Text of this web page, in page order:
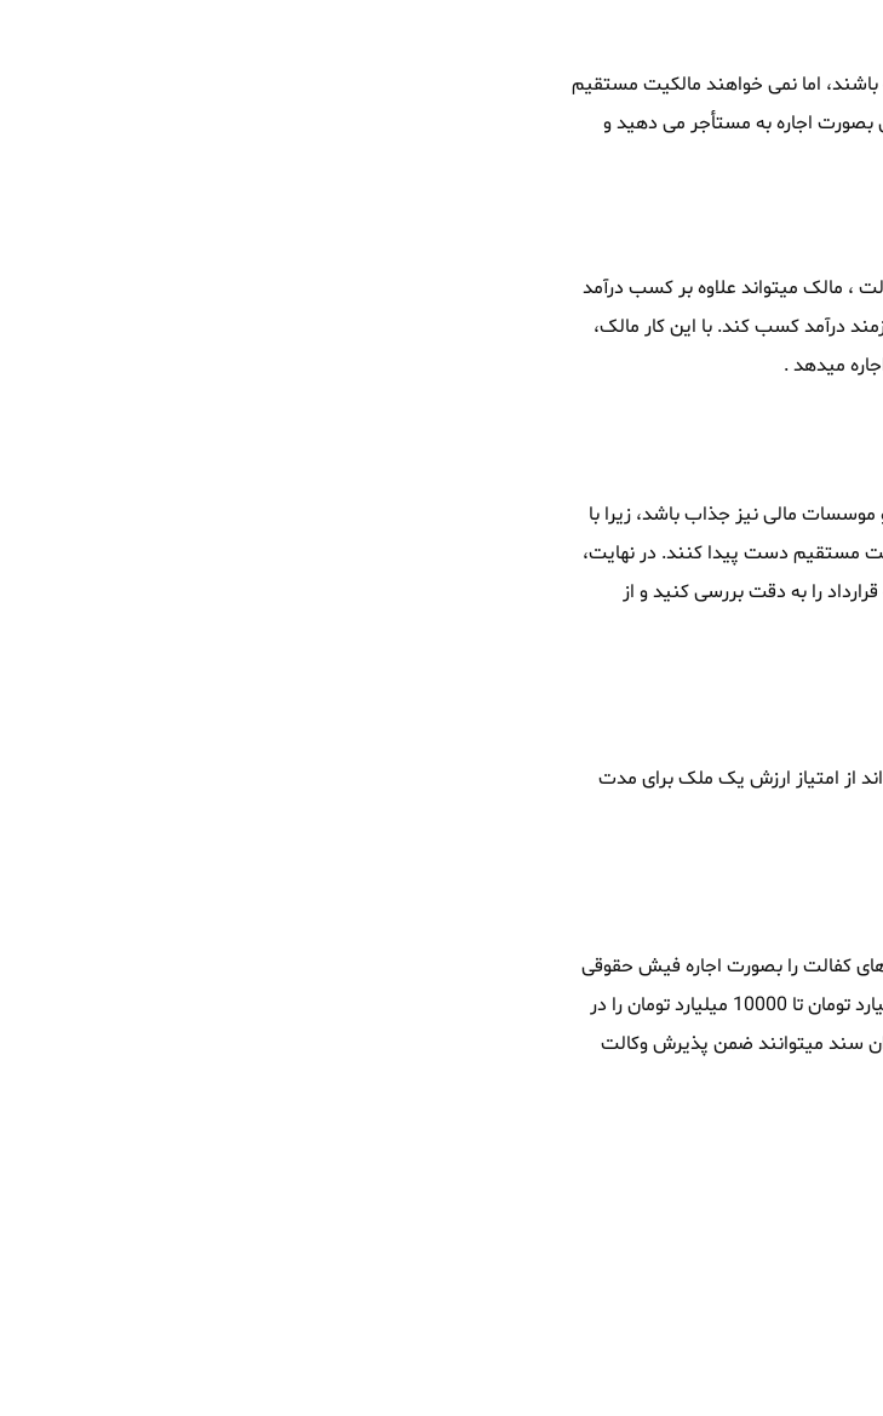
باشند، اما نمی خواهند مالکیت مستقیم
بصورت اجاره به مستأجر می دهید و
، مالک میتواند علاوه بر کسب درآمد
درآمد کسب کند. با این کار مالک،
میدهد .
موسسات مالی نیز جذاب باشد، زیرا با
مستقیم دست پیدا کنند. در نهایت،
را به دقت بررسی کنید و از
از امتیاز ارزش یک ملک برای مدت
کفالت را بصورت اجاره فیش حقوقی
در کاظم آباد تامین نماید ، این مجموعه همچنین توانایی آنرا داشته که وثیقه های ملکی از 1 میلیارد تومان تا 10000 میلیارد تومان را در
سند میتوانند ضمن پذیرش وکالت